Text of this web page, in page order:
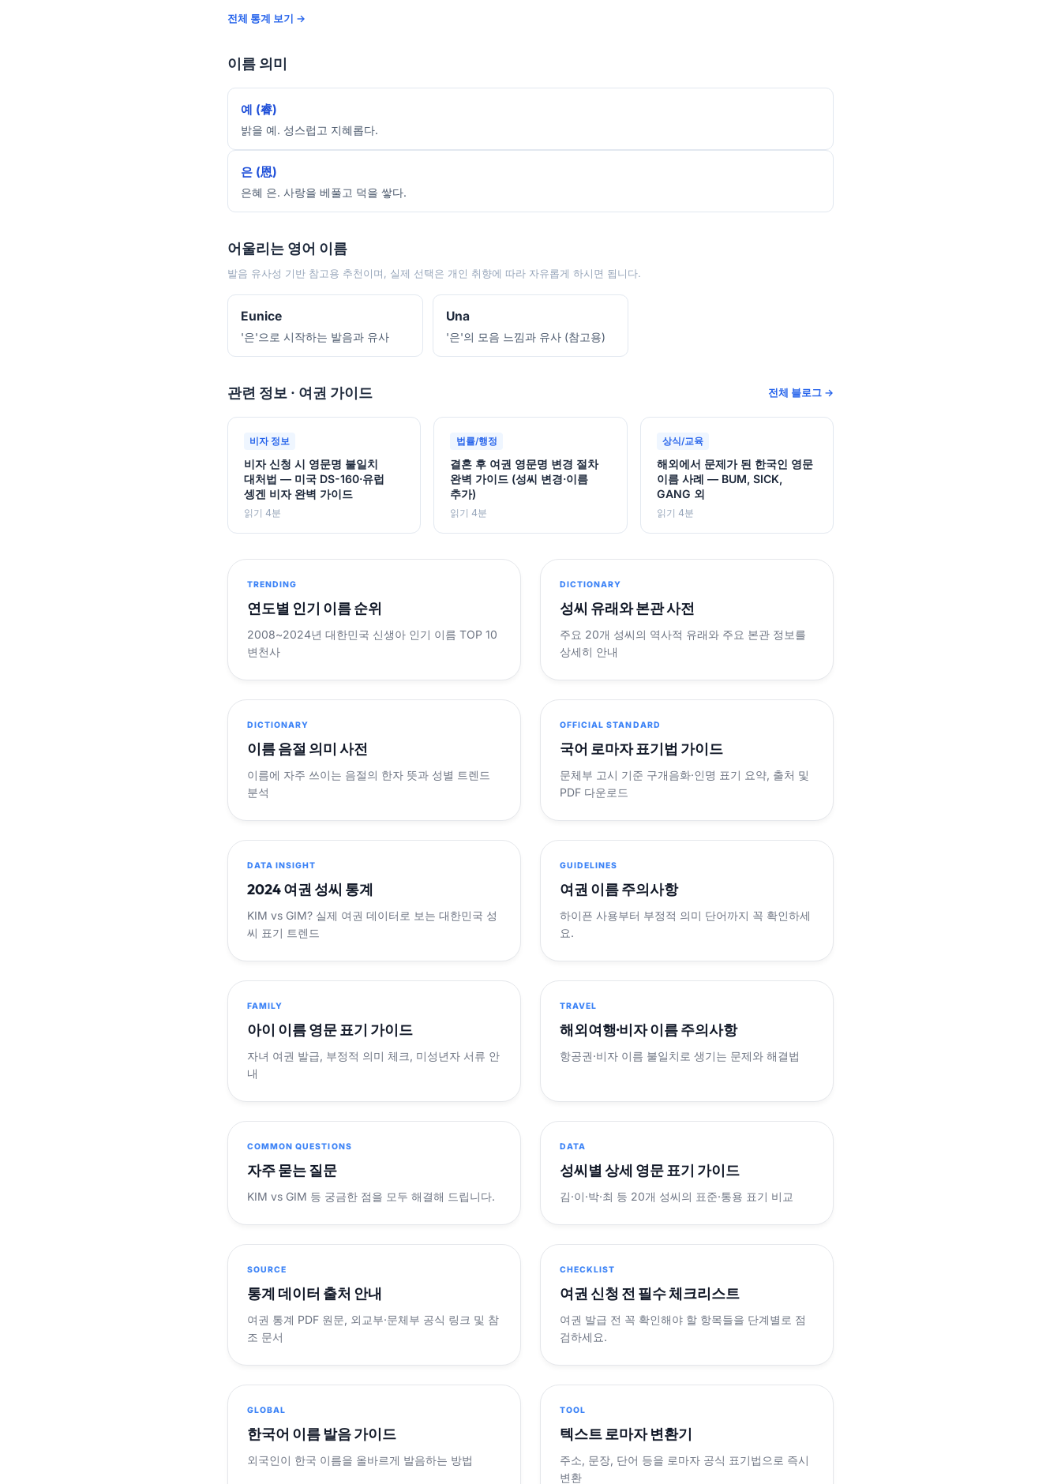
전체 통계 보기 →
이름 의미
예 (睿)
밝을 예. 성스럽고 지혜롭다.
은 (恩)
은혜 은. 사랑을 베풀고 덕을 쌓다.
어울리는 영어 이름
발음 유사성 기반 참고용 추천이며, 실제 선택은 개인 취향에 따라 자유롭게 하시면 됩니다.
Eunice
'은'으로 시작하는 발음과 유사
Una
'은'의 모음 느낌과 유사 (참고용)
관련 정보 · 여권 가이드 전체 블로그 →
비자 정보
비자 신청 시 영문명 불일치
대처법 — 미국 DS-160·유럽
셍겐 비자 완벽 가이드
읽기 4분
법률/행정
결혼 후 여권 영문명 변경 절차
완벽 가이드 (성씨 변경·이름
추가)
읽기 4분
상식/교육
해외에서 문제가 된 한국인 영문
이름 사례 — BUM, SICK,
GANG 외
읽기 4분
TRENDING
연도별 인기 이름 순위
2008~2024년 대한민국 신생아 인기 이름 TOP 10
변천사
DICTIONARY
성씨 유래와 본관 사전
주요 20개 성씨의 역사적 유래와 주요 본관 정보를
상세히 안내
DICTIONARY
이름 음절 의미 사전
이름에 자주 쓰이는 음절의 한자 뜻과 성별 트렌드
분석
OFFICIAL STANDARD
국어 로마자 표기법 가이드
문체부 고시 기준 구개음화·인명 표기 요약, 출처 및
PDF 다운로드
DATA INSIGHT
2024 여권 성씨 통계
KIM vs GIM? 실제 여권 데이터로 보는 대한민국 성
씨 표기 트렌드
GUIDELINES
여권 이름 주의사항
하이픈 사용부터 부정적 의미 단어까지 꼭 확인하세
요.
FAMILY
아이 이름 영문 표기 가이드
자녀 여권 발급, 부정적 의미 체크, 미성년자 서류 안
내
TRAVEL
해외여행·비자 이름 주의사항
항공권·비자 이름 불일치로 생기는 문제와 해결법
COMMON QUESTIONS
자주 묻는 질문
KIM vs GIM 등 궁금한 점을 모두 해결해 드립니다.
DATA
성씨별 상세 영문 표기 가이드
김·이·박·최 등 20개 성씨의 표준·통용 표기 비교
SOURCE
통계 데이터 출처 안내
여권 통계 PDF 원문, 외교부·문체부 공식 링크 및 참
조 문서
CHECKLIST
여권 신청 전 필수 체크리스트
여권 발급 전 꼭 확인해야 할 항목들을 단계별로 점
검하세요.
GLOBAL
한국어 이름 발음 가이드
외국인이 한국 이름을 올바르게 발음하는 방법
TOOL
텍스트 로마자 변환기
주소, 문장, 단어 등을 로마자 공식 표기법으로 즉시
변환